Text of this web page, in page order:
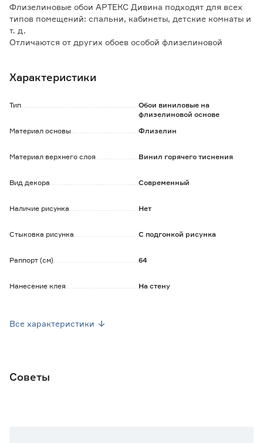
Флизелиновые обои АРТЕКС Дивина подходят для всех
типов помещений: спальни, кабинеты, детские комнаты и
т. д.
Отличаются от других обоев особой флизелиновой
Особенности и преимущества:
- скрывают неровности стены;
- отличаются высокой влагостойкостью;
полотна легко стыкуются;
- срок службы более 3-х лет.
Обратите внимание:
флизелиновых обоев.
Характеристики
Тип
Обои виниловые на
флизелиновой основе
Материал основы
Флизелин
Материал верхнего слоя Винил горячего тиснения
Вид декора Современный
Наличие рисунка Нет
Стыковка рисунка С подгонкой рисунка
Раппорт (см) 64
Нанесение клея На стену
Все характеристики
Советы